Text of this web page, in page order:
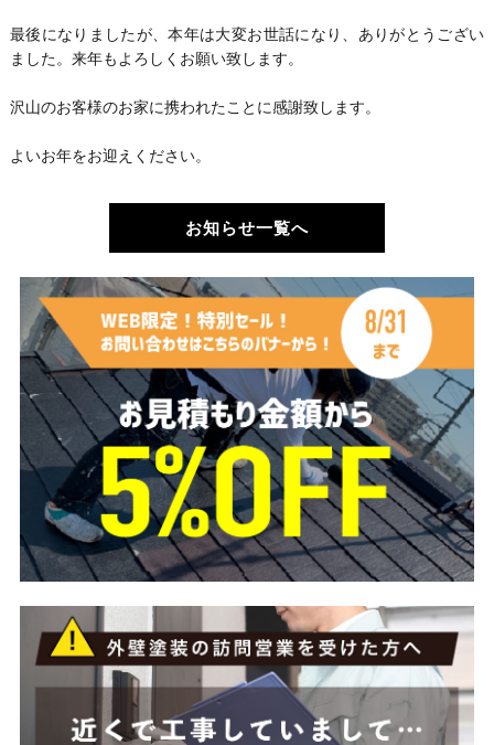
最後になりましたが、本年は大変お世話になり、ありがとうござい
ました。来年もよろしくお願い致します。
沢山のお客様のお家に携われたことに感謝致します。
よいお年をお迎えください。
お知らせ一覧へ